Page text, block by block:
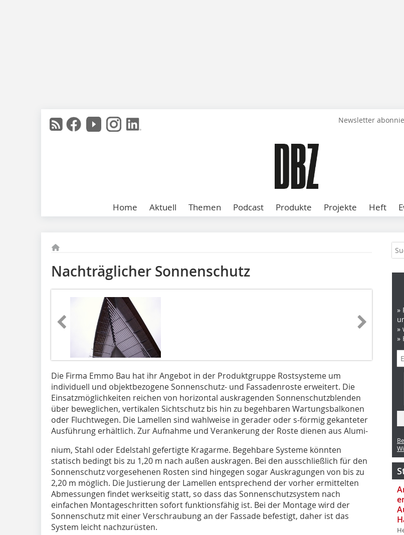
Newsletter
Home Aktuell Themen Podcast Produkte Projekte Heft
Nachträglicher Sonnenschutz
Die Firma Emmo Bau hat ihr Angebot in der Produktgruppe Rostsysteme um
individuell und objektbezogene Sonnenschutz- und Fassadenroste erweitert. Die
Einsatzmöglichkeiten reichen von horizontal auskragenden Sonnenschutzblenden
über beweglichen, vertikalen Sichtschutz bis hin zu begehbaren Wartungsbalkonen
oder Fluchtwegen. Die Lamellen sind wahlweise in gerader oder s-förmig gekanteter
Ausführung erhältlich. Zur Aufnahme und Verankerung der Roste dienen aus Alumi-
nium, Stahl oder Edelstahl gefertigte Kragarme. Begehbare Systeme könnten
statisch bedingt bis zu 1,20 m nach außen auskragen. Bei den ausschließlich für den
Sonnenschutz vorgesehenen Rosten sind hingegen sogar Auskragungen von bis zu
2,20 m möglich. Die Justierung der Lamellen entsprechend der vorher ermittelten
Abmessungen findet werkseitig statt, so dass das Sonnenschutzsystem nach
einfachen Montageschritten sofort funktionsfähig ist. Bei der Montage wird der
Sonnenschutz mit einer Verschraubung an der Fassade befestigt, daher ist das
System leicht nachzurüsten.
»
»
»